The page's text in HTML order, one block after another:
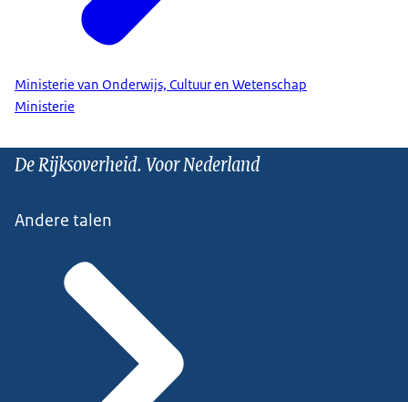
Ministerie van Onderwijs, Cultuur en Wetenschap
Ministerie
De Rijksoverheid. Voor Nederland
Andere talen